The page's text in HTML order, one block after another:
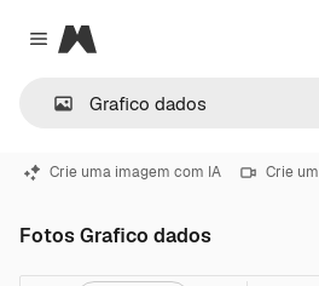
Close menu
Magnific
Crie uma imagem com IA Crie
Fotos Grafico dados